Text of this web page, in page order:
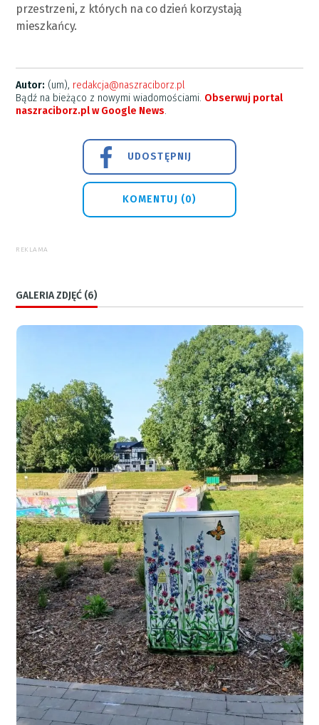
przestrzeni, z których na co dzień korzystają
mieszkańcy.
Autor: (um), redakcja@naszraciborz.pl
Bądź na bieżąco z nowymi wiadomościami. Obserwuj portal
naszraciborz.pl w Google News.
UDOSTĘPNIJ
KOMENTUJ (0)
REKLAMA
GALERIA ZDJĘĆ (6)